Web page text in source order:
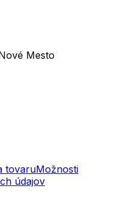
Mesto
tovaruMožnosti
údajov